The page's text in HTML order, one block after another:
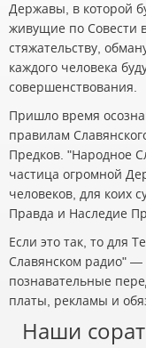
Державы, в которой
живущие по Совести
стяжательству,
каждого человека
совершенствования.
Пришло время
правилам
Предков. "Народное
частица огромной
человеков, для коих
Правда и Наследие
Если это так, то для
Славянском радио" —
познавательные
платы, рекламы и
Наши